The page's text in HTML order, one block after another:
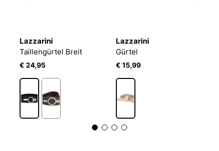
Lazzarini
Taillengürtel Breit
€ 24,95
Lazzarini
Gürtel
€ 15,99